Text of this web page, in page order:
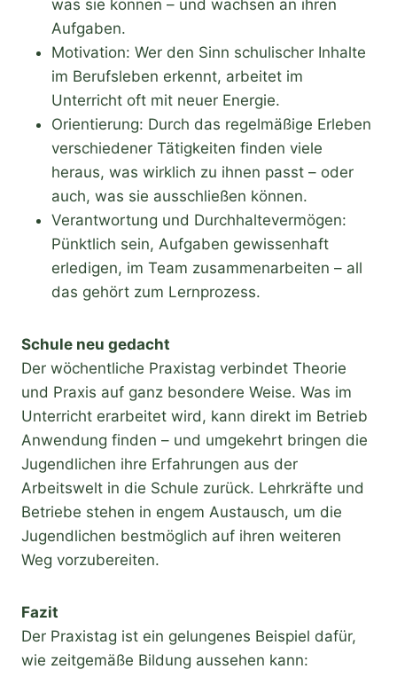
was sie können – und wachsen an ihren
Aufgaben.
Motivation: Wer den Sinn schulischer Inhalte
im Berufsleben erkennt, arbeitet im
Unterricht oft mit neuer Energie.
Orientierung: Durch das regelmäßige Erleben
verschiedener Tätigkeiten finden viele
heraus, was wirklich zu ihnen passt – oder
auch, was sie ausschließen können.
Verantwortung und Durchhaltevermögen:
Pünktlich sein, Aufgaben gewissenhaft
erledigen, im Team zusammenarbeiten – all
das gehört zum Lernprozess.
Schule neu gedacht
Der wöchentliche Praxistag verbindet Theorie
und Praxis auf ganz besondere Weise. Was im
Unterricht erarbeitet wird, kann direkt im Betrieb
Anwendung finden – und umgekehrt bringen die
Jugendlichen ihre Erfahrungen aus der
Arbeitswelt in die Schule zurück. Lehrkräfte und
Betriebe stehen in engem Austausch, um die
Jugendlichen bestmöglich auf ihren weiteren
Weg vorzubereiten.
Fazit
Der Praxistag ist ein gelungenes Beispiel dafür,
wie zeitgemäße Bildung aussehen kann: